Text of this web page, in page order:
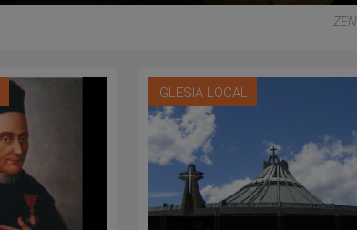
IGLESIA LOCAL